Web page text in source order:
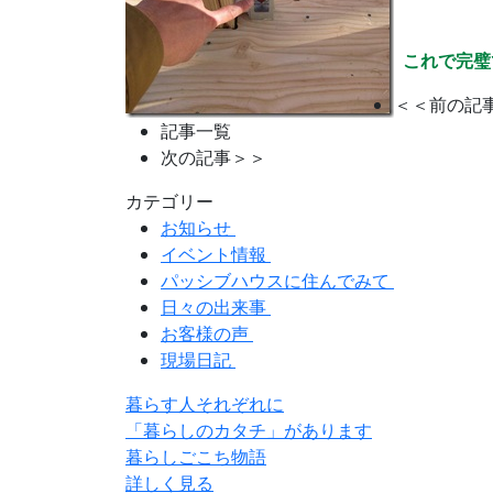
これで完
＜＜前の記
記事一覧
次の記事＞＞
カテゴリー
お知らせ
イベント情報
パッシブハウスに住んでみて
日々の出来事
お客様の声
現場日記
暮らす人それぞれに
「暮らしのカタチ」があります
暮らしごこち物語
詳しく見る